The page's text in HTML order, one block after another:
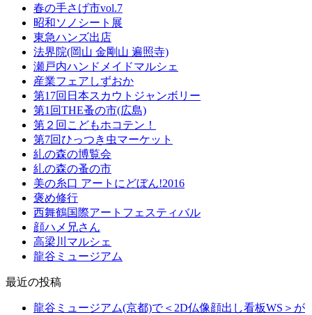
春の手さげ市vol.7
昭和ソノシート展
東急ハンズ出店
法界院(岡山 金剛山 遍照寺)
瀬戸内ハンドメイドマルシェ
産業フェアしずおか
第17回日本スカウトジャンボリー
第1回THE蚤の市(広島)
第２回こどもホコテン！
第7回ひっつき虫マーケット
糺の森の博覧会
糺の森の蚤の市
美の糸口 アートにどぼん!2016
褒め修行
西舞鶴国際アートフェスティバル
顔ハメ兄さん
高梁川マルシェ
龍谷ミュージアム
最近の投稿
龍谷ミュージアム(京都)で＜2D仏像顔出し看板WS＞が